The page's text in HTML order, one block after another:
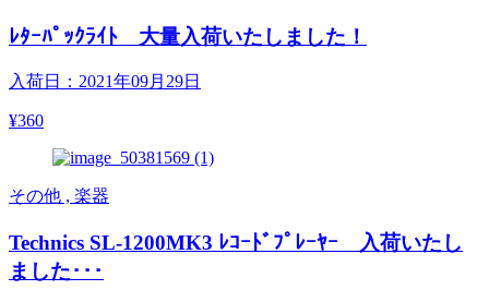
ﾚﾀｰﾊﾟｯｸﾗｲﾄ 大量入荷いたしました！
入荷日：2021年09月29日
¥360
その他 , 楽器
Technics SL-1200MK3 ﾚｺｰﾄﾞﾌﾟﾚｰﾔｰ 入荷いたし
ました･･･